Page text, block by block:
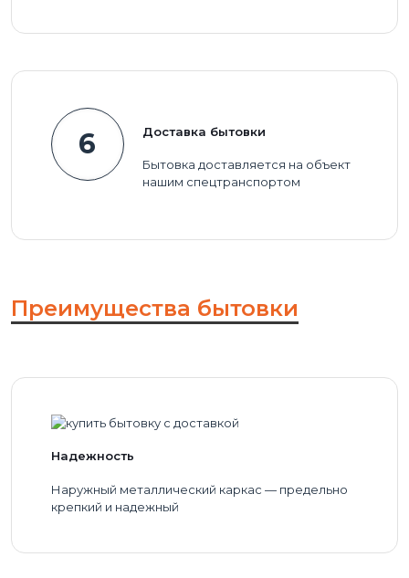
6 Доставка бытовки
Бытовка доставляется на объект
нашим спецтранспортом
Преимущества бытовки
Надежность
Наружный металлический каркас — предельно
крепкий и надежный